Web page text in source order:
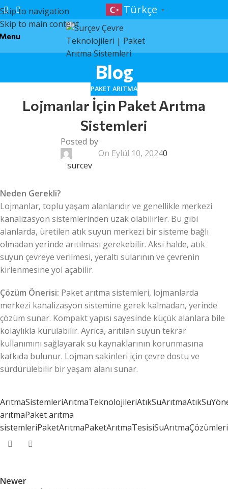
Skip to navigation
Skip to main content
Türkçe ▼
Blog
PAKET ARITMA
Lojmanlar İçin Paket Arıtma
Sistemleri
Posted by
surcev
On Eylül 10, 20240
Neden Gerekli?
Lojmanlar, toplu yaşam alanlarıdır ve genellikle merkezi
kanalizasyon sistemlerinden uzak olabilirler. Bu gibi
alanlarda, üretilen atık suyun merkezi bir sisteme bağlı
olmadan yerinde arıtılması gerekebilir. Aksi halde, atık
suyun çevreye verilmesi, yeraltı sularının ve çevrenin
kirlenmesine yol açabilir.
Çözüm Önerisi: Paket arıtma sistemleri, lojmanlarda
merkezi kanalizasyon sistemine gerek kalmadan, yerinde
çözüm sunar. Kompakt yapısı sayesinde küçük alanlara bile
kolaylıkla kurulabilir. Ayrıca, arıtılan suyun tekrar
kullanımını sağlayarak su kaynaklarının korunmasına
katkıda bulunur. Lojman sakinleri için çevre dostu ve
sürdürülebilir bir yaşam alanı sunar.
ArıtmaSistemleriArıtmaTeknolojileriAtıkSuArıtma
arıtmaPaket arıtma
sistemleriPaketArıtmaPaketArıtmaTesisiSuArıtmaÇözümleri
Newer